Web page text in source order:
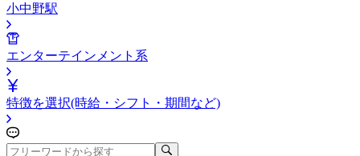
小中野駅
エンターテインメント系
特徴を選択(時給・シフト・期間など)